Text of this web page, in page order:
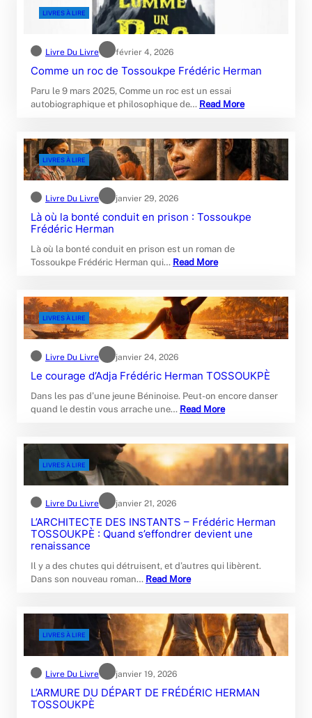
LIVRES À LIRE
Livre Du Livre février 4, 2026
Comme un roc de Tossoukpe Frédéric Herman
Paru le 9 mars 2025, Comme un roc est un essai
autobiographique et philosophique de… Read More
LIVRES À LIRE
Livre Du Livre janvier 29, 2026
Là où la bonté conduit en prison : Tossoukpe
Frédéric Herman
Là où la bonté conduit en prison est un roman de
Tossoukpe Frédéric Herman qui… Read More
LIVRES À LIRE
Livre Du Livre janvier 24, 2026
Le courage d’Adja Frédéric Herman TOSSOUKPÈ
Dans les pas d’une jeune Béninoise. Peut-on encore danser
quand le destin vous arrache une… Read More
LIVRES À LIRE
Livre Du Livre janvier 21, 2026
L’ARCHITECTE DES INSTANTS – Frédéric Herman
TOSSOUKPÈ : Quand s’effondrer devient une
renaissance
Il y a des chutes qui détruisent, et d’autres qui libèrent.
Dans son nouveau roman… Read More
LIVRES À LIRE
Livre Du Livre janvier 19, 2026
L’ARMURE DU DÉPART DE FRÉDÉRIC HERMAN
TOSSOUKPÈ